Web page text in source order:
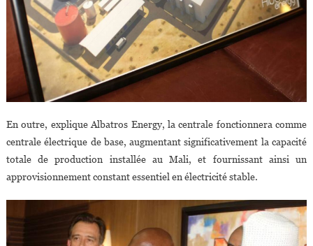
En outre, explique Albatros Energy, la centrale fonctionnera comme
centrale électrique de base, augmentant significativement la capacité
totale de production installée au Mali, et fournissant ainsi un
approvisionnement constant essentiel en électricité stable.